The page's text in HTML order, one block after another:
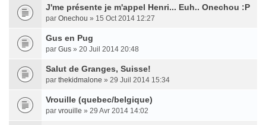
J'me présente je m'appel Henri... Euh.. Onechou :P
par Onechou » 15 Oct 2014 12:27
Gus en Pug
par Gus » 20 Juil 2014 20:48
Salut de Granges, Suisse!
par thekidmalone » 29 Juil 2014 15:34
Vrouille (quebec/belgique)
par vrouille » 29 Avr 2014 14:02